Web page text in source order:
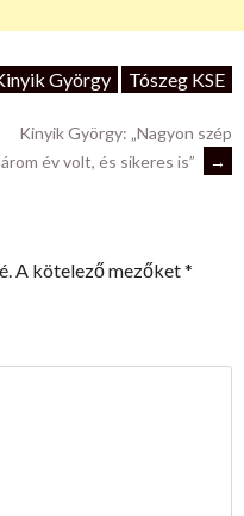
György Tószeg KSE
Kinyik György: „Nagyon szép
év volt, és sikeres is”
→
A kötelező mezőket*